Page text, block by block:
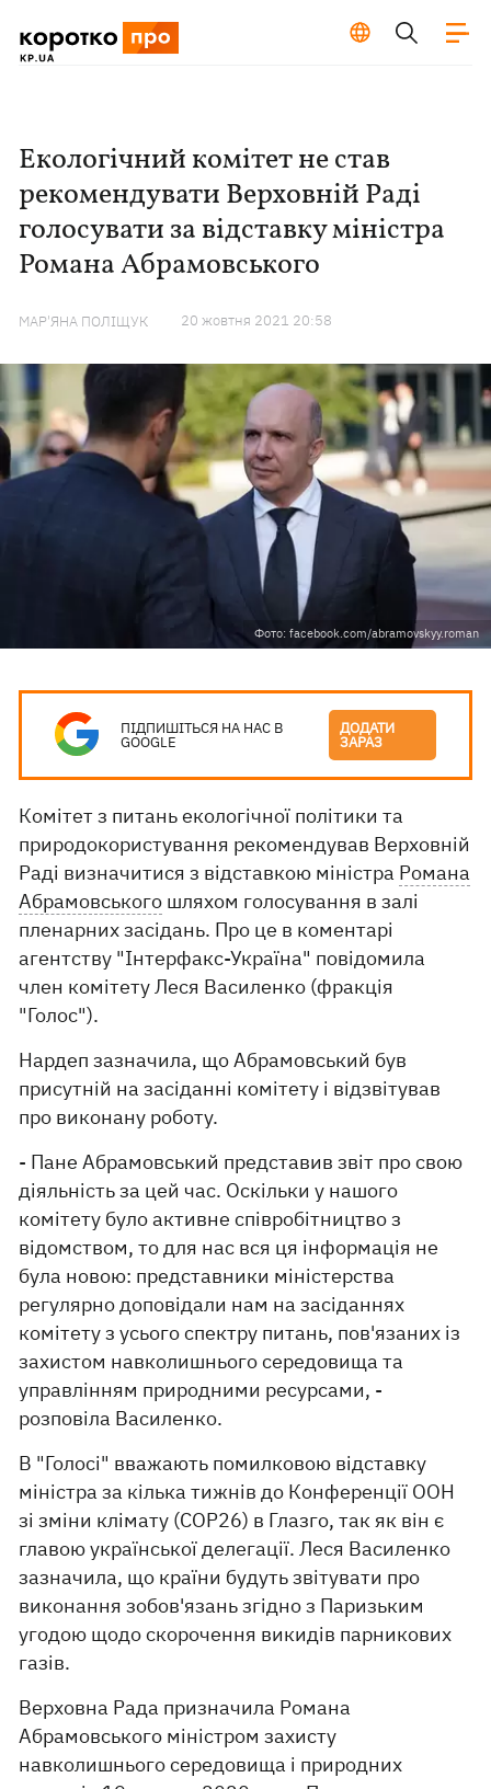
Екологічний комітет не став
рекомендувати Верховній Раді
голосувати за відставку міністра
Романа Абрамовського
МАР'ЯНА ПОЛІЩУК 20 жовтня 2021 20:58
Фото: facebook.com/abramovskyy.roman
ПІДПИШІТЬСЯ НА НАС В
GOOGLE
ДОДАТИ
ЗАРАЗ
Комітет з питань екологічної політики та
природокористування рекомендував Верховній
Раді визначитися з відставкою міністра Романа
Абрамовського шляхом голосування в залі
пленарних засідань. Про це в коментарі
агентству "Інтерфакс-Україна" повідомила
член комітету Леся Василенко (фракція
"Голос").
Нардеп зазначила, що Абрамовський був
присутній на засіданні комітету і відзвітував
про виконану роботу.
- Пане Абрамовський представив звіт про свою
діяльність за цей час. Оскільки у нашого
комітету було активне співробітництво з
відомством, то для нас вся ця інформація не
була новою: представники міністерства
регулярно доповідали нам на засіданнях
комітету з усього спектру питань, пов'язаних із
захистом навколишнього середовища та
управлінням природними ресурсами, -
розповіла Василенко.
В "Голосі" вважають помилковою відставку
міністра за кілька тижнів до Конференції ООН
зі зміни клімату (COP26) в Глазго, так як він є
главою української делегації. Леся Василенко
зазначила, що країни будуть звітувати про
виконання зобов'язань згідно з Паризьким
угодою щодо скорочення викидів парникових
газів.
Верховна Рада призначила Романа
Абрамовського міністром захисту
навколишнього середовища і природних